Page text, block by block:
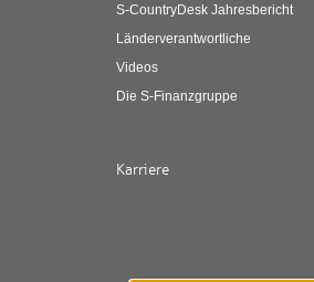
S-CountryDesk Jahresbericht
Länderverantwortliche
Videos
Die S-Finanzgruppe
Karriere